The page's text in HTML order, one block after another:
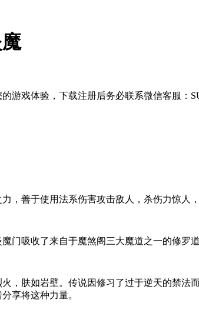
游戏体验，下载注册后务必联系微信客服：
，善于使用法系伤害攻击敌人，杀伤力惊人
门吸收了来自于魔煞阁三大魔道之一的修罗
，肤如岩壁。传说因修习了过于逆天的禁
享将这种力量。